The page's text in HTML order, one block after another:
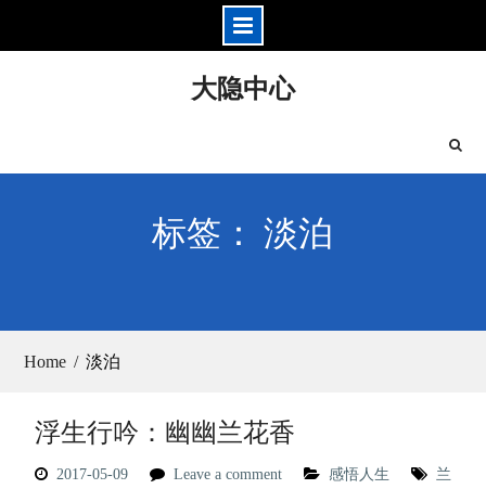
大隐中心
标签： 淡泊
Home 淡泊
浮生行吟：幽幽兰花香
2017-05-09 Leave a comment 感悟人生
兰